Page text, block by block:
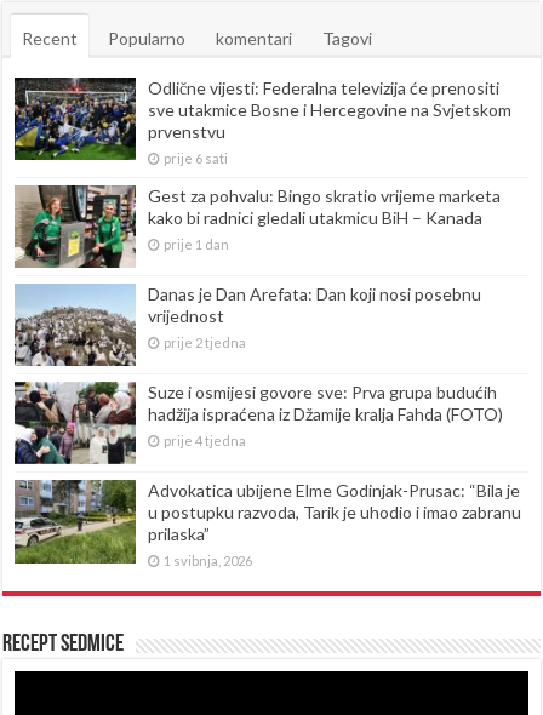
Recent Popularno komentari Tagovi
Odlične vijesti: Federalna televizija će prenositi
sve utakmice Bosne i Hercegovine na Svjetskom
prvenstvu
prije 6 sati
Gest za pohvalu: Bingo skratio vrijeme marketa
kako bi radnici gledali utakmicu BiH – Kanada
prije 1 dan
Danas je Dan Arefata: Dan koji nosi posebnu
vrijednost
prije 2 tjedna
Suze i osmijesi govore sve: Prva grupa budućih
hadžija ispraćena iz Džamije kralja Fahda (FOTO)
prije 4 tjedna
Advokatica ubijene Elme Godinjak-Prusac: “Bila je
u postupku razvoda, Tarik je uhodio i imao zabranu
prilaska”
1 svibnja, 2026
Recept sedmice